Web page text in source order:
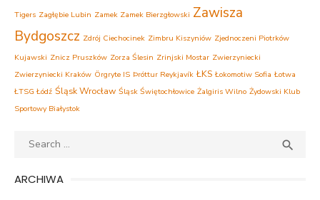
Tigers Zagłębie Lubin Zamek Zamek Bierzgłowski Zawisza
Bydgoszcz Zdrój Ciechocinek Zimbru Kiszyniów Zjednoczeni Piotrków
Kujawski Znicz Pruszków Zorza Ślesin Zrinjski Mostar Zwierzyniecki
Zwierzyniecki Kraków Örgryte IS Þróttur Reykjavík ŁKS Łokomotiw Sofia Łotwa
ŁTSG Łódź Śląsk Wrocław Śląsk Świętochłowice Żalgiris Wilno Żydowski Klub
Sportowy Białystok
Search

ARCHIWA